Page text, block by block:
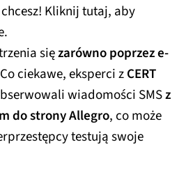
Kliknij tutaj, aby
sięzarówno poprzez e-
ciekawe, eksperci zCERT
wiadomości SMSz
do strony Allegro, co może
testują swoje